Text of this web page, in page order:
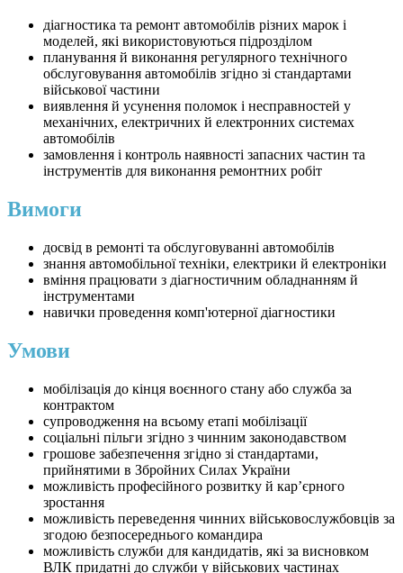
діагностика та ремонт автомобілів різних марок і
моделей, які використовуються підрозділом
планування й виконання регулярного технічного
обслуговування автомобілів згідно зі стандартами
військової частини
виявлення й усунення поломок і несправностей у
механічних, електричних й електронних системах
автомобілів
замовлення і контроль наявності запасних частин та
інструментів для виконання ремонтних робіт
Вимоги
досвід в ремонті та обслуговуванні автомобілів
знання автомобільної техніки, електрики й електроніки
вміння працювати з діагностичним обладнанням й
інструментами
навички проведення комп'ютерної діагностики
Умови
мобілізація до кінця воєнного стану або служба за
контрактом
супроводження на всьому етапі мобілізації
соціальні пільги згідно з чинним законодавством
грошове забезпечення згідно зі стандартами,
прийнятими в Збройних Силах України
можливість професійного розвитку й кар’єрного
зростання
можливість переведення чинних військовослужбовців за
згодою безпосереднього командира
можливість служби для кандидатів, які за висновком
ВЛК придатні до служби у військових частинах